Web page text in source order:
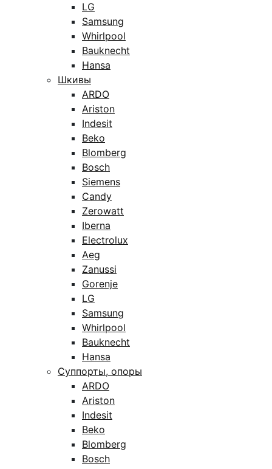
LG
Samsung
Whirlpool
Bauknecht
Hansa
Шкивы
ARDO
Ariston
Indesit
Beko
Blomberg
Bosch
Siemens
Candy
Zerowatt
Iberna
Electrolux
Aeg
Zanussi
Gorenje
LG
Samsung
Whirlpool
Bauknecht
Hansa
Суппорты, опоры
ARDO
Ariston
Indesit
Beko
Blomberg
Bosch